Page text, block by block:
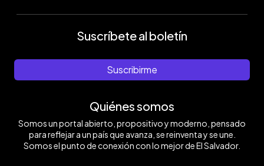
Suscríbete al boletín
Suscribirme
Quiénes somos
Somos un portal abierto, propositivo y moderno, pensado
para reflejar a un país que avanza, se reinventa y se une.
Somos el punto de conexión con lo mejor de El Salvador.